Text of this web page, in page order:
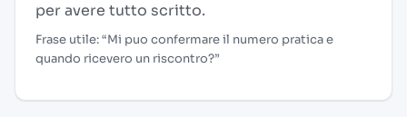
per avere tutto scritto.
Frase utile: “Mi puo confermare il numero pratica e
quando ricevero un riscontro?”